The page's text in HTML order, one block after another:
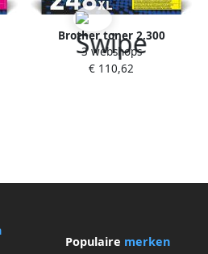
Brother toner 2.300
pagina&apos;s OEM TN-
248XLY geel
3 webshops
€ 110,62
Populaire merken